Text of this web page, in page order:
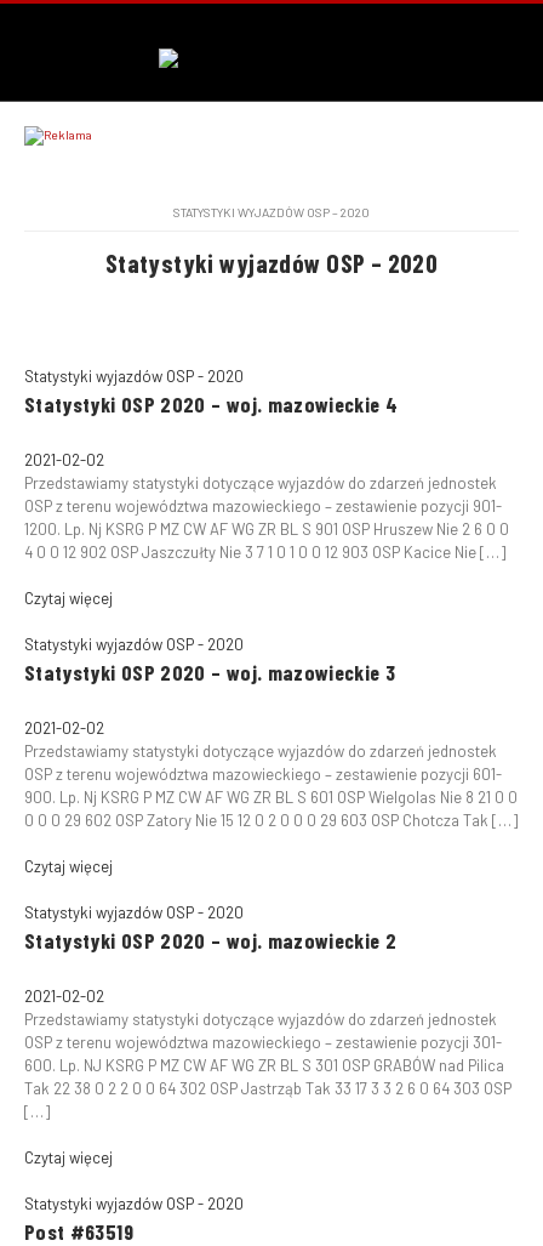
STATYSTYKI WYJAZDÓW OSP – 2020
Statystyki wyjazdów OSP – 2020
Statystyki wyjazdów OSP - 2020
Statystyki OSP 2020 – woj. mazowieckie 4
2021-02-02
Przedstawiamy statystyki dotyczące wyjazdów do zdarzeń jednostek
OSP z terenu województwa mazowieckiego – zestawienie pozycji 901-
1200. Lp. Nj KSRG P MZ CW AF WG ZR BL S 901 OSP Hruszew Nie 2 6 0 0
4 0 0 12 902 OSP Jaszczułty Nie 3 7 1 0 1 0 0 12 903 OSP Kacice Nie […]
Czytaj więcej
Statystyki wyjazdów OSP - 2020
Statystyki OSP 2020 – woj. mazowieckie 3
2021-02-02
Przedstawiamy statystyki dotyczące wyjazdów do zdarzeń jednostek
OSP z terenu województwa mazowieckiego – zestawienie pozycji 601-
900. Lp. Nj KSRG P MZ CW AF WG ZR BL S 601 OSP Wielgolas Nie 8 21 0 0
0 0 0 29 602 OSP Zatory Nie 15 12 0 2 0 0 0 29 603 OSP Chotcza Tak […]
Czytaj więcej
Statystyki wyjazdów OSP - 2020
Statystyki OSP 2020 – woj. mazowieckie 2
2021-02-02
Przedstawiamy statystyki dotyczące wyjazdów do zdarzeń jednostek
OSP z terenu województwa mazowieckiego – zestawienie pozycji 301-
600. Lp. NJ KSRG P MZ CW AF WG ZR BL S 301 OSP GRABÓW nad Pilica
Tak 22 38 0 2 2 0 0 64 302 OSP Jastrząb Tak 33 17 3 3 2 6 0 64 303 OSP
[…]
Czytaj więcej
Statystyki wyjazdów OSP - 2020
Post #63519